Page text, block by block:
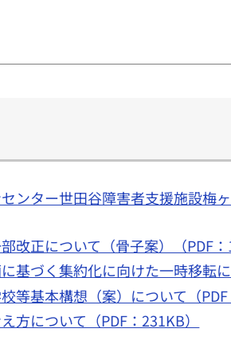
ンター世田谷障害者支援施設梅
改正について（骨子案）（PDF：
基づく集約化に向けた一時移転に
等基本構想（案）について（PDF
方について（PDF：231KB）